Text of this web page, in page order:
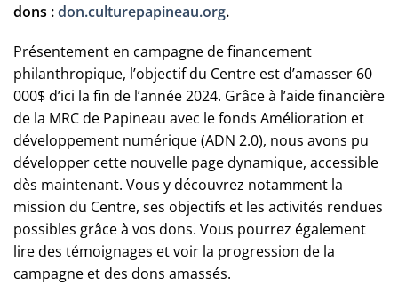
dons :don.culturepapineau.org.
Présentement en campagne de financement
philanthropique, l’objectif du Centre est d’amasser 60
000$ d’ici la fin de l’année 2024. Grâce à l’aide financière
de la MRC de Papineau avec le fonds Amélioration et
développement numérique (ADN 2.0), nous avons pu
développer cette nouvelle page dynamique, accessible
dès maintenant. Vous y découvrez notamment la
mission du Centre, ses objectifs et les activités rendues
possibles grâce à vos dons. Vous pourrez également
lire des témoignages et voir la progression de la
campagne et des dons amassés.